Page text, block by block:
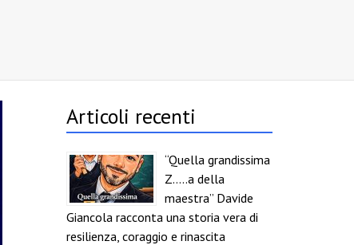
Articoli recenti
“Quella grandissima
Z…..a della
maestra” Davide
Giancola racconta una storia vera di
resilienza, coraggio e rinascita